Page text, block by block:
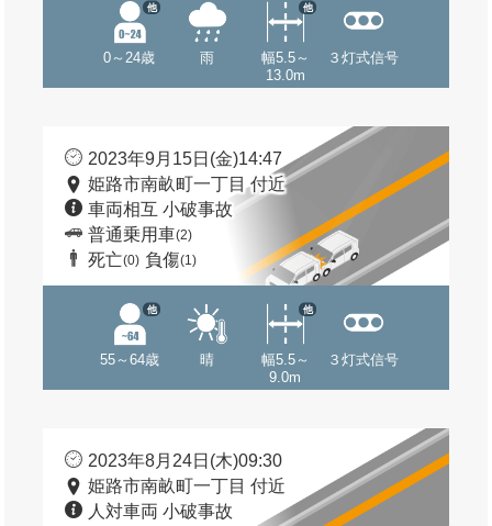
0～24歳
他
雨
幅5.5～
13.0m
他
３灯式信号
2023年9月15日(金)14:47
姫路市南畝町一丁目 付近
車両相互 小破事故
普通乗用車(2)
死亡(0) 負傷(1)
55～64歳
他
晴
幅5.5～
9.0m
他
３灯式信号
2023年8月24日(木)09:30
姫路市南畝町一丁目 付近
人対車両 小破事故